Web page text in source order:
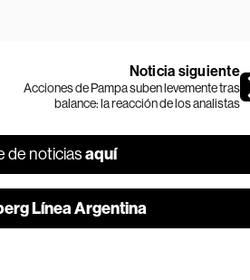
Noticia siguiente
Acciones de Pampa suben levemente tras
balance: la reacción de los analistas
de noticiasaquí
Línea Argentina